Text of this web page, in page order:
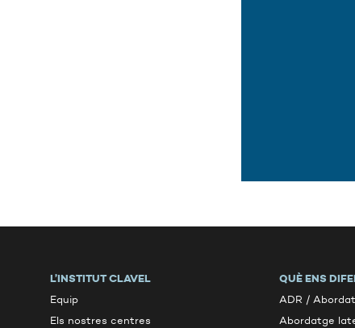
L’INSTITUT CLAVEL
Equip
Els nostres centres
QUÈ ENS
ADR /
Abordatge